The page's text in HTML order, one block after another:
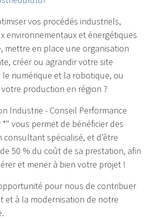
vos procédés industriels,
environnementaux et énergétiques
mettre en place une organisation
créer ou agrandir votre site
numérique et la robotique, ou
production en région ?
Industrie - Conseil Performance
vous permet de bénéficier des
consultant spécialisé, et d’être
50 % du coût de sa prestation, afin
et mener à bien votre projet !
pour nous de contribuer
et à la modernisation de notre